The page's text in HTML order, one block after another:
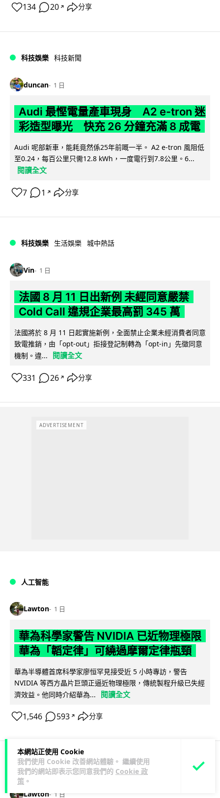
本網站正使用 Cookie
我們使用 Cookie 改善網站體驗。 繼續使用
我們的網站即表示您同意我們的 Cookie 政
策 。
134 20 ↗ 分享
科技娛樂 科技新聞
duncan 1 日
Audi 最慳電量產車現身 A2 e-tron 迷
彩造型曝光 快充 26 分鐘充滿 8 成電
Audi 呢部新車，能耗竟然係25年前嘅一半。 A2 e-tron 風阻低
至0.24，每百公里只需12.8 kWh，一度電行到7.8公里。6...
閱讀全文
7 1 ↗ 分享
科技娛樂 生活娛樂 城中熱話
Vin 1 日
法國 8 月 11 日出新例 未經同意嚴禁
Cold Call 違規企業最高罰 345 萬
法國將於 8 月 11 日起實施新例，全面禁止企業未經消費者同意
致電推銷，由「opt-out」拒接登記制轉為「opt-in」先徵同意
機制。違...
閱讀全文
331 26 ↗ 分享
ADVERTISEMENT
人工智能
Lawton 1 日
華為科學家警告 NVIDIA 已近物理極限
華為「韜定律」可繞過摩爾定律瓶頸
華為半導體首席科學家廖恒罕見接受近 5 小時專訪，警告
NVIDIA 等西方晶片巨頭正逼近物理極限，傳統製程升級已失經
濟效益。他同時介紹華為...
閱讀全文
1,546 593 ↗ 分享
科技娛樂 生活娛樂 城中熱話
Lawton 1 日